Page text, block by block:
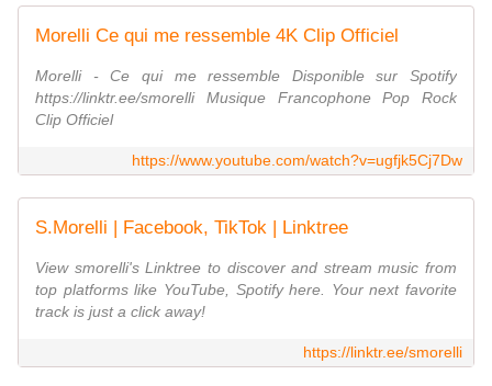
Morelli Ce qui me ressemble 4K Clip Officiel
Morelli - Ce qui me ressemble Disponible sur Spotify
https://linktr.ee/smorelli Musique Francophone Pop Rock
Clip Officiel
https://www.youtube.com/watch?v=ugfjk5Cj7Dw
S.Morelli | Facebook, TikTok | Linktree
View smorelli's Linktree to discover and stream music from
top platforms like YouTube, Spotify here. Your next favorite
track is just a click away!
https://linktr.ee/smorelli